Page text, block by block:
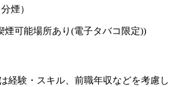
煙）
煙可能場所あり(電子タバコ限定))
経験・スキル、前職年収などを考慮し